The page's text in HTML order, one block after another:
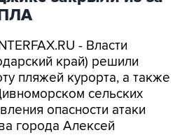
- Власти
край) решили
пляжей курорта, а также
сельских
опасности атаки
города Алексей